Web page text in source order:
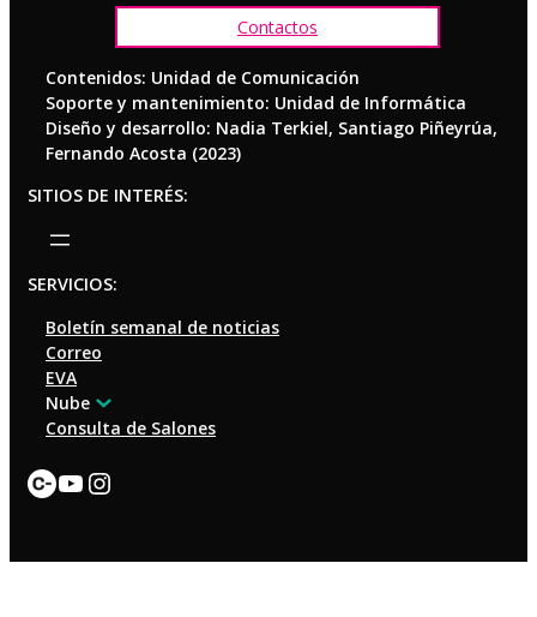
Contactos
Contenidos: Unidad de Comunicación
Soporte y mantenimiento: Unidad de Informática
Diseño y desarrollo: Nadia Terkiel, Santiago Piñeyrúa,
Fernando Acosta (2023)
SITIOS DE INTERÉS:
SERVICIOS:
Boletín semanal de noticias
Correo
EVA
Nube
Consulta de Salones
Enlace
YouTube
Instagram